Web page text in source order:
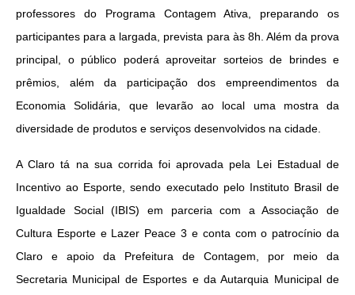
professores do Programa Contagem Ativa, preparando os
participantes para a largada, prevista para às 8h. Além da prova
principal, o público poderá aproveitar sorteios de brindes e
prêmios, além da participação dos empreendimentos da
Economia Solidária, que levarão ao local uma mostra da
diversidade de produtos e serviços desenvolvidos na cidade.
A Claro tá na sua corrida foi aprovada pela Lei Estadual de
Incentivo ao Esporte, sendo executado pelo Instituto Brasil de
Igualdade Social (IBIS) em parceria com a Associação de
Cultura Esporte e Lazer Peace 3 e conta com o patrocínio da
Claro e apoio da Prefeitura de Contagem, por meio da
Secretaria Municipal de Esportes e da Autarquia Municipal de